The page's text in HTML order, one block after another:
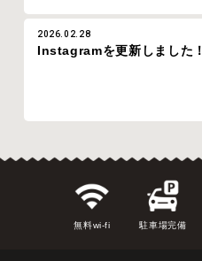
2026.02.28
Instagramを更新しました！
無料wi-fi 駐車場完備